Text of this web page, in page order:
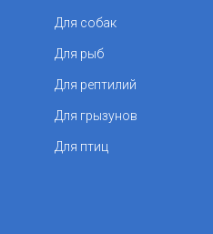
Для собак
Для рыб
Для рептилий
Для грызунов
Для птиц